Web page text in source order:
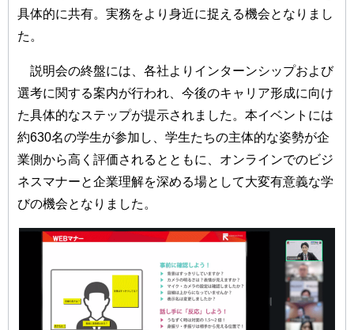
具体的に共有。実務をより身近に捉える機会となりまし
た。
説明会の終盤には、各社よりインターンシップおよび
選考に関する案内が行われ、今後のキャリア形成に向け
た具体的なステップが提示されました。本イベントには
約630名の学生が参加し、学生たちの主体的な姿勢が企
業側から高く評価されるとともに、オンラインでのビジ
ネスマナーと企業理解を深める場として大変有意義な学
びの機会となりました。